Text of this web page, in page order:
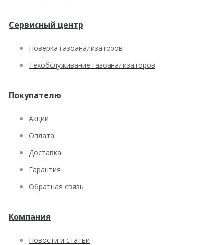
Сервисный центр
Поверка газоанализаторов
Техобслуживание газоанализаторов
Покупателю
Акции
Оплата
Доставка
Гарантия
Обратная связь
Компания
Новости и статьи